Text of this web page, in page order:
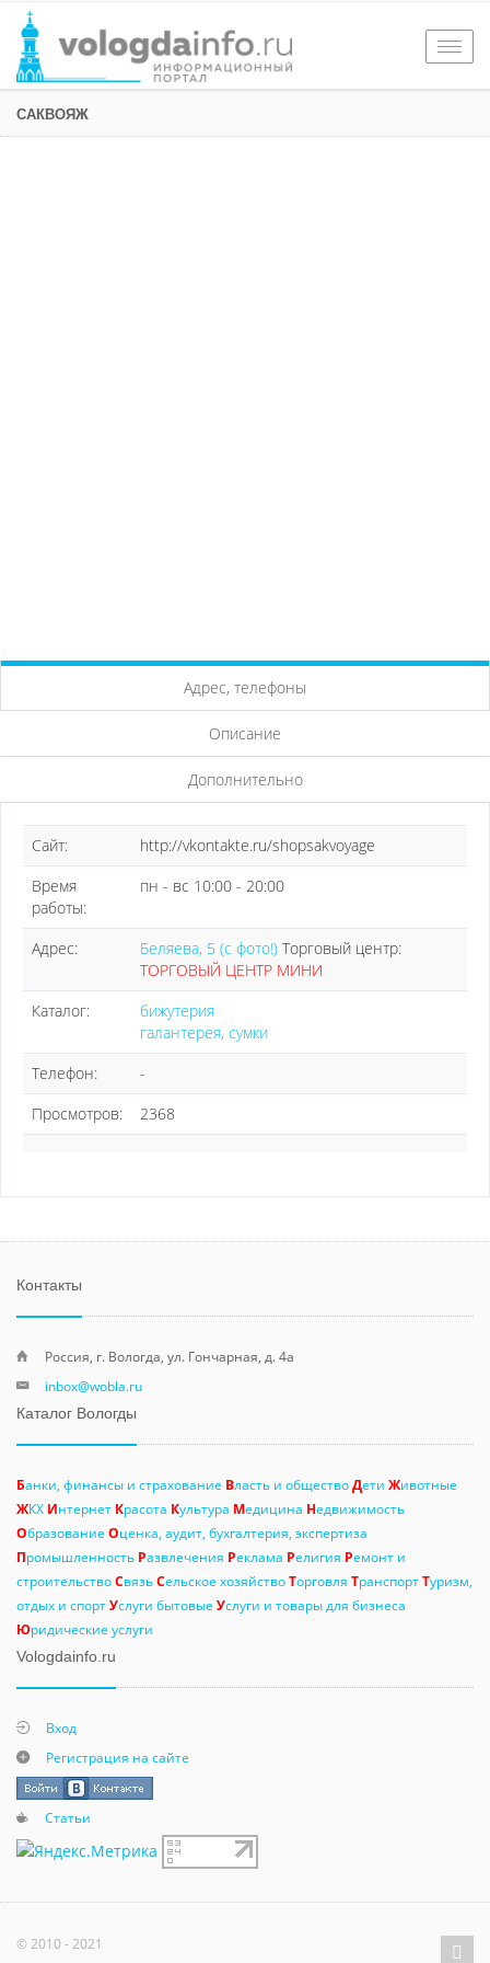
САКВОЯЖ
Адрес, телефоны
Описание
Дополнительно
Сайт:
http://vkontakte.ru/shopsakvoyage
Время
работы:
пн - вс 10:00 - 20:00
Адрес: Беляева, 5 (с фото!) Торговый центр:
ТОРГОВЫЙ ЦЕНТР МИНИ
Каталог:
бижутерия
галантерея, сумки
Телефон:
-
Просмотров:
2368
Контакты
Россия, г. Вологда, ул. Гончарная, д. 4а
inbox@wobla.ru
Каталог Вологды
Банки, финансы и страхование Власть и обществоДети Животные
ЖКХ Интернет Красота Культура Медицина Недвижимость
Образование Оценка, аудит, бухгалтерия, экспертиза
Промышленность Развлечения Реклама Религия Ремонт и
строительствоСвязьСельское хозяйствоТорговля ТранспортТуризм,
отдых и спортУслуги бытовые Услуги и товары для бизнеса
Юридические услуги
Vologdainfo.ru
Вход
Регистрация на сайте
Статьи
© 2010 - 2021